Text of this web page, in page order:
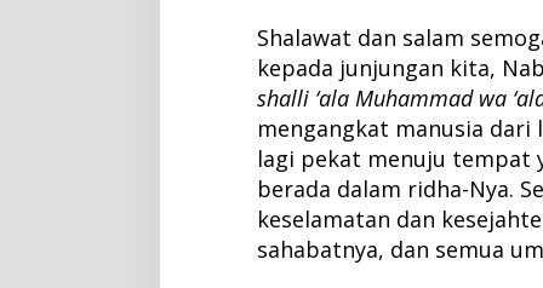
Shalawat dan salam
kepada junjungan kita,
shalli ‘ala Muhammad wa
mengangkat manusia dari
lagi pekat menuju tempat
berada dalam ridha-Nya.
keselamatan dan
sahabatnya, dan semua